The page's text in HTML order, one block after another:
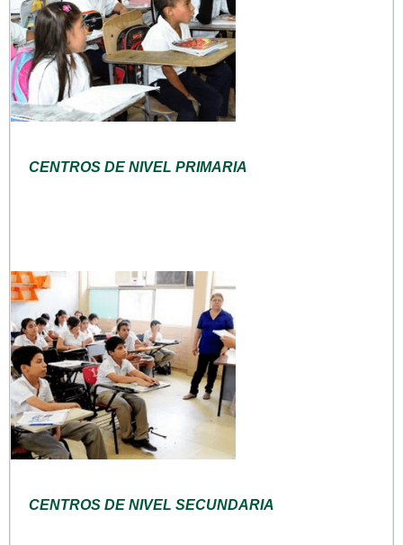
CENTROS DE NIVEL PRIMARIA
CENTROS DE NIVEL SECUNDARIA